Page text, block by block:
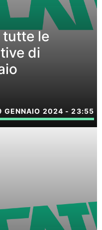
tutte le
di
GENNAIO 2024 - 23:55